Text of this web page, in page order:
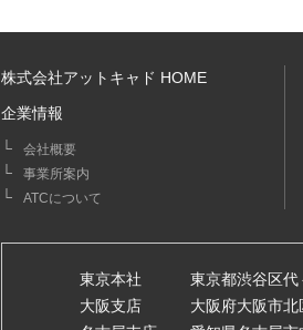
株式会社アットキャド HOME
企業情報
会社概要
事業所案内
ATCについて
東京本社
東京都渋谷区
大阪支店
大阪府大阪市